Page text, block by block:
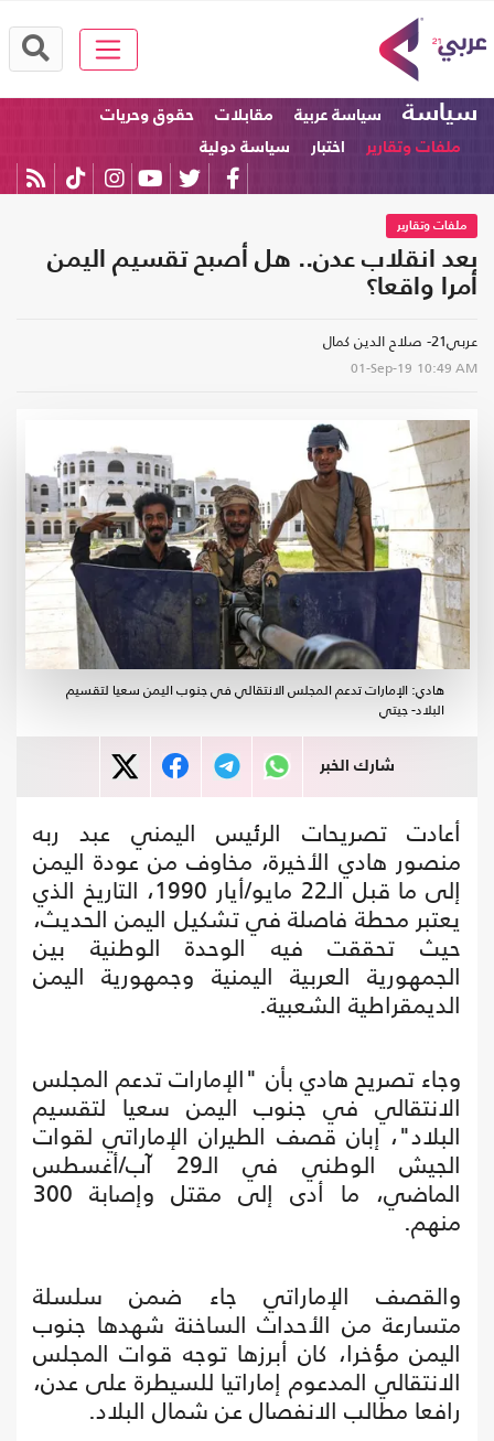
سياسة سياسة عربية مقابلات
حقوق وحريات
ملفات وتقارير
اختبار سياسة دولية
ملفات وتقارير
بعد انقلاب عدن.. هل أصبح تقسيم اليمن
أمرا واقعا؟
عربي21- صلاح الدين كمال
01-Sep-19 10:49 AM
هادي: الإمارات تدعم المجلس الانتقالي في جنوب اليمن سعيا لتقسيم
البلاد- جيتي
شارك الخبر
أعادت تصريحات الرئيس اليمني عبد ربه
منصور هادي الأخيرة، مخاوف من عودة اليمن
إلى ما قبل الـ22 مايو/أيار 1990، التاريخ الذي
يعتبر محطة فاصلة في تشكيل اليمن الحديث،
حيث تحققت فيه الوحدة الوطنية بين
الجمهورية العربية اليمنية وجمهورية اليمن
الديمقراطية الشعبية.
وجاء تصريح هادي بأن "الإمارات تدعم المجلس
الانتقالي في جنوب اليمن سعيا لتقسيم
البلاد"، إبان قصف الطيران الإماراتي لقوات
الجيش الوطني في الـ29 آب/أغسطس
الماضي، ما أدى إلى مقتل وإصابة 300
منهم.
والقصف الإماراتي جاء ضمن سلسلة
متسارعة من الأحداث الساخنة شهدها جنوب
اليمن مؤخرا، كان أبرزها توجه قوات المجلس
الانتقالي المدعوم إماراتيا للسيطرة على عدن،
رافعا مطالب الانفصال عن شمال البلاد.